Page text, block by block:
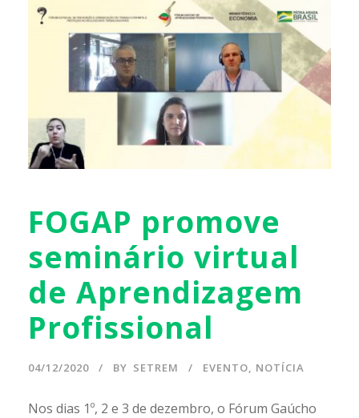
FOGAP promove
seminário virtual
de Aprendizagem
Profissional
04/12/2020 BY SETREM EVENTO, NOTÍCIA
Nos dias 1º, 2 e 3 de dezembro, o Fórum Gaúcho